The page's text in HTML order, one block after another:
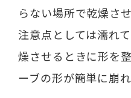
らない場所で乾燥さ
注意点としては濡れ
燥させるときに形を
ーブの形が簡単に崩